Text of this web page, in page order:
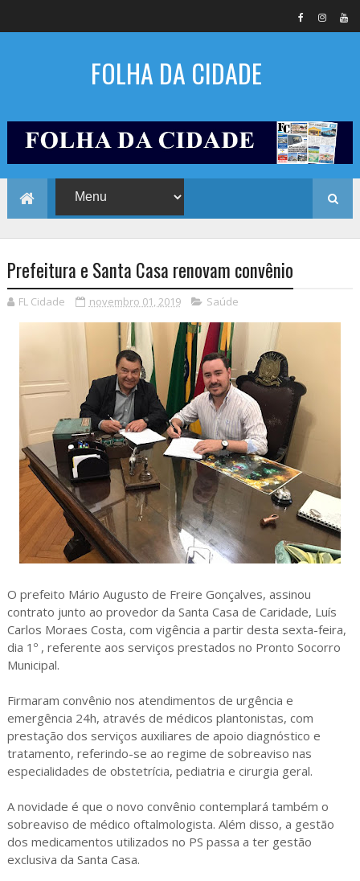
FOLHA DA CIDADE
Prefeitura e Santa Casa renovam convênio
FL Cidade novembro 01, 2019 Saúde
O prefeito Mário Augusto de Freire Gonçalves, assinou
contrato junto ao provedor da Santa Casa de Caridade, Luís
Carlos Moraes Costa, com vigência a partir desta sexta-feira,
dia 1º , referente aos serviços prestados no Pronto Socorro
Municipal.
Firmaram convênio nos atendimentos de urgência e
emergência 24h, através de médicos plantonistas, com
prestação dos serviços auxiliares de apoio diagnóstico e
tratamento, referindo-se ao regime de sobreaviso nas
especialidades de obstetrícia, pediatria e cirurgia geral.
A novidade é que o novo convênio contemplará também o
sobreaviso de médico oftalmologista. Além disso, a gestão
dos medicamentos utilizados no PS passa a ter gestão
exclusiva da Santa Casa.